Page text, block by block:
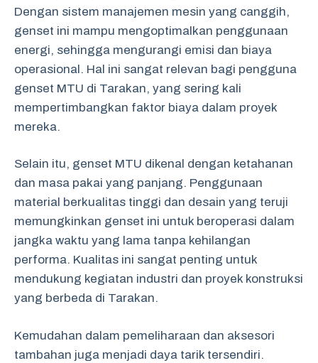
Dengan sistem manajemen mesin yang canggih,
genset ini mampu mengoptimalkan penggunaan
energi, sehingga mengurangi emisi dan biaya
operasional. Hal ini sangat relevan bagi pengguna
genset MTU di Tarakan, yang sering kali
mempertimbangkan faktor biaya dalam proyek
mereka.
Selain itu, genset MTU dikenal dengan ketahanan
dan masa pakai yang panjang. Penggunaan
material berkualitas tinggi dan desain yang teruji
memungkinkan genset ini untuk beroperasi dalam
jangka waktu yang lama tanpa kehilangan
performa. Kualitas ini sangat penting untuk
mendukung kegiatan industri dan proyek konstruksi
yang berbeda di Tarakan.
Kemudahan dalam pemeliharaan dan aksesori
tambahan juga menjadi daya tarik tersendiri.